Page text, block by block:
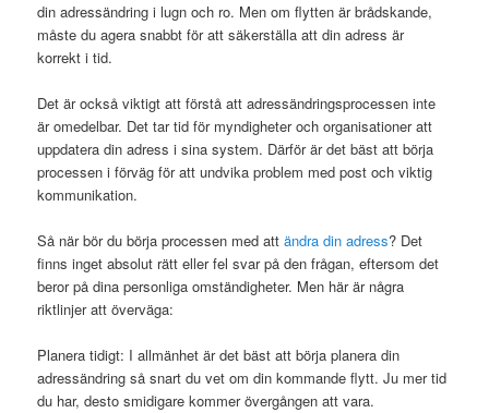
din adressändring i lugn och ro. Men om flytten är brådskande,
måste du agera snabbt för att säkerställa att din adress är
korrekt i tid.
Det är också viktigt att förstå att adressändringsprocessen inte
är omedelbar. Det tar tid för myndigheter och organisationer att
uppdatera din adress i sina system. Därför är det bäst att börja
processen i förväg för att undvika problem med post och viktig
kommunikation.
Så när bör du börja processen med attändra din adress? Det
finns inget absolut rätt eller fel svar på den frågan, eftersom det
beror på dina personliga omständigheter. Men här är några
riktlinjer att överväga:
Planera tidigt: I allmänhet är det bäst att börja planera din
adressändring så snart du vet om din kommande flytt. Ju mer tid
du har, desto smidigare kommer övergången att vara.